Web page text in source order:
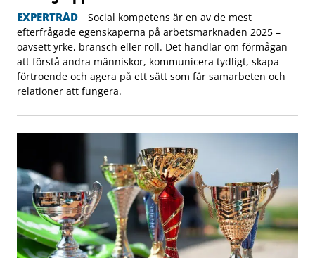
EXPERTRÅD
Social kompetens är en av de mest
efterfrågade egenskaperna på arbetsmarknaden 2025 –
oavsett yrke, bransch eller roll. Det handlar om förmågan
att förstå andra människor, kommunicera tydligt, skapa
förtroende och agera på ett sätt som får samarbeten och
relationer att fungera.